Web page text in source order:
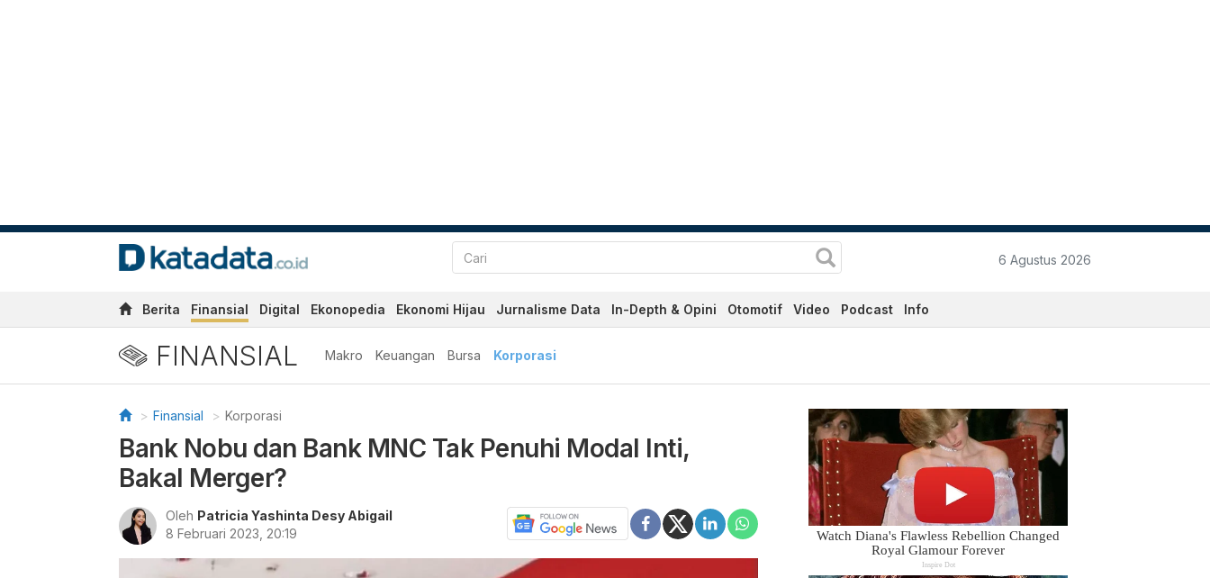
6 Agustus 2026
Berita Finansial Digital Ekonopedia Ekonomi Hijau Jurnalisme Data In-Depth & Opini Otomotif Video Podcast Info
FINANSIAL Makro Keuangan Bursa Korporasi
Finansial Korporasi
Bank Nobu dan Bank MNC Tak Penuhi Modal Inti,
Bakal Merger?
Oleh Patricia Yashinta Desy Abigail
8 Februari 2023, 20:19